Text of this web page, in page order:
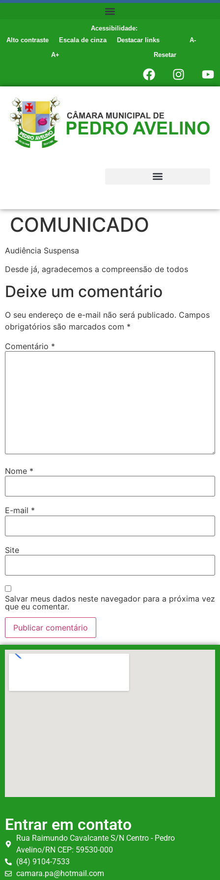
conteúdo
Acessibilidade:
Alto contraste
Escala de cinza Destacar links
A-
A+
Resetar
COMUNICADO
Audiência Suspensa
Desde já, agradecemos a compreensão de todos
Deixe um comentário
O seu endereço de e-mail não será publicado. Campos
obrigatórios são marcados com *
Comentário *
Nome *
E-mail *
Site
Salvar meus dados neste navegador para a próxima vez
que eu comentar.
Entrar em contato
Rua Raimundo Cavalcante S/N Centro - Pedro
Avelino/RN CEP: 59530-000
(84) 9104-7533
camara.pa@hotmail.com